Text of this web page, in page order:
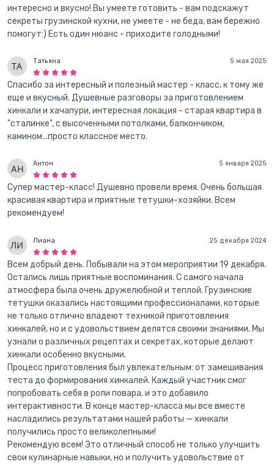
интересно и вкусно! Вы умеете готовить - вам подскажут
секреты грузинской кухни, не умеете - не беда, вам бережно
помогут:) Есть один нюанс - приходите голодными!
5 мая 2025
Татьяна
Спасибо за интересный и полезный мастер - класс, к тому же
еще и вкусный. Душевные разговоры за приготовлением
хинкали и хачапури, интересная локация - старая квартира в
"сталинке", с высоченными потолками, балкончиком,
камином...просто классное место.
5 января 2025
Антон
Супер мастер-класс! Душевно провели время. Очень большая
красивая квартира и приятные тетушки-хозяйки. Всем
рекомендуем!
25 декабря 2024
Лиана
Всем добрый день. Побывали на этом мероприятии 19 декабря.
Остались лишь приятные воспоминания. С самого начала
атмосфера была очень дружелюбной и теплой. Грузинские
тетушки оказались настоящими профессионалами, которые
не только отлично владеют техникой приготовления
хинкалей, но и с удовольствием делятся своими знаниями. Мы
узнали о различных рецептах и секретах, которые делают
хинкали особенно вкусными.
Процесс приготовления был увлекательным: от замешивания
теста до формирования хинкалей. Каждый участник смог
попробовать себя в роли повара, и это добавило
интерактивности. В конце мастер-класса мы все вместе
насладились результатами нашей работы — хинкали
получились просто великолепными!
Рекомендую всем! Это отличный способ не только улучшить
свои кулинарные навыки, но и получить удовольствие от